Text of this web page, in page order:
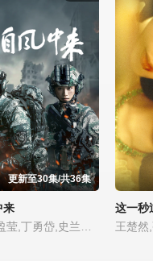
更新至30集/共36集
来
这一秒